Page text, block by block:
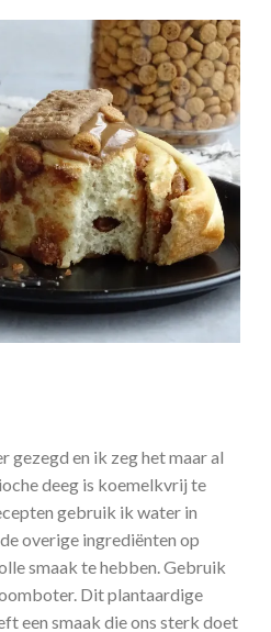
gezegd en ik zeg het maar al
deeg is koemelkvrij te
gebruik ik water in
overige ingrediënten op
smaak te hebben. Gebruik
Dit plantaardige
een smaak die ons sterk doet